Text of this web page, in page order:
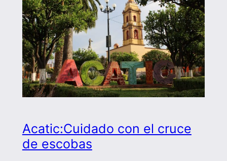
Acatic:Cuidado con el cruce
de escobas